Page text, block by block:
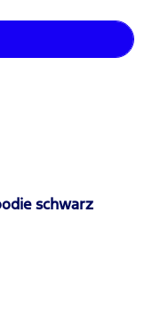
schwarz